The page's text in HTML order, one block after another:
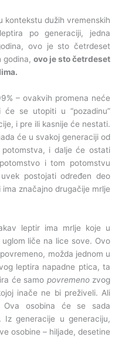
dužih vremenskih
po generaciji, jedna
ovo je sto četrdeset
godina, ovo je sto četrdeset
– ovakvih promena neće
se utopiti u “pozadinu”
i pre ili kasnije će nestati.
će u svakoj generaciji od
i dalje će ostati
i tom potomstvu
postojati određen deo
značajno drugačije mrlje
leptir ima mrlje koje u
liče na lice sove. Ovo
možda jednom u
leptira napadne ptica, ta
će samo povremenozvog
inače ne bi preživeli. Ali
Ova osobina će se sada
Iz generacije u generaciju,
osobine – hiljade, desetine